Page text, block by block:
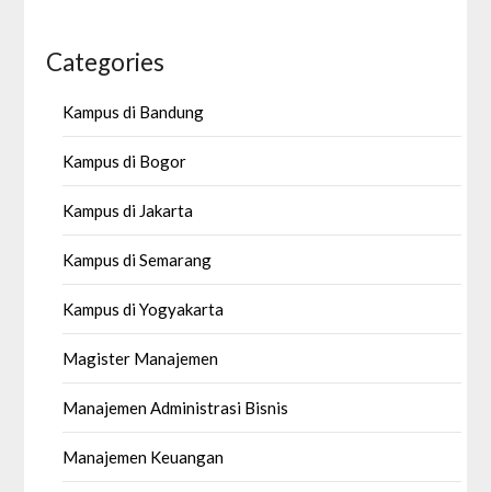
Categories
Kampus di Bandung
Kampus di Bogor
Kampus di Jakarta
Kampus di Semarang
Kampus di Yogyakarta
Magister Manajemen
Manajemen Administrasi Bisnis
Manajemen Keuangan